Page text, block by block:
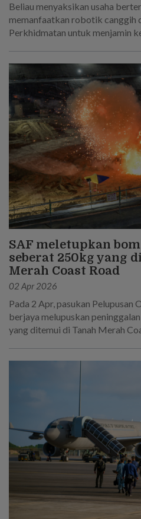
Beliau menyaksikan usaha
memanfaatkan robotik canggih
Perkhidmatan untuk menjamin
SAF meletupkan
seberat 250kg yang
Merah Coast Road
02 Apr 2026
Pada 2 Apr, pasukan Pelupusan
berjaya melupuskan
yang ditemui di Tanah Merah